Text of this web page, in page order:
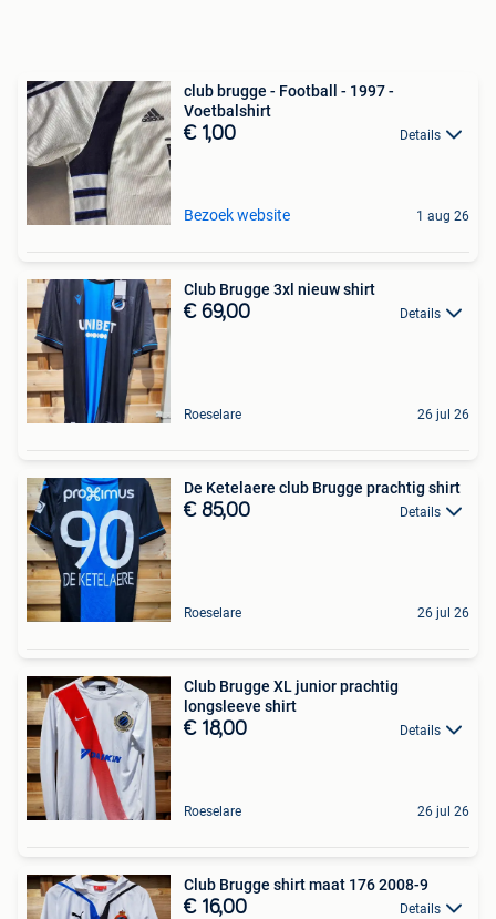
club brugge - Football - 1997 -
Voetbalshirt
€ 1,00 Details
Bezoek website 1 aug 26
Club Brugge 3xl nieuw shirt
€ 69,00 Details
Roeselare 26 jul 26
De Ketelaere club Brugge prachtig shirt
€ 85,00 Details
Roeselare 26 jul 26
Club Brugge XL junior prachtig
longsleeve shirt
€ 18,00 Details
Roeselare 26 jul 26
Club Brugge shirt maat 176 2008-9
€ 16,00 Details